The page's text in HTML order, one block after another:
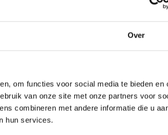
Over
om functies voor social media te bieden en
van onze site met onze partners voor
combineren met andere informatie die u
hun services.
leer, die functioneel zijn of je nu fietst, treint
kleurstelling garandeert een eigentijdse en
rugzakken en laptoptassen, maar
of daar buiten. Nog niet overtuigd? Na een